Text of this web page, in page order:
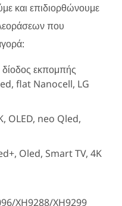
και επιδιορθώνουμε
που
εκπομπής
flat Nanocell, LG
OLED, neo Qled,
Oled, Smart TV, 4K
XH9288/XH9299